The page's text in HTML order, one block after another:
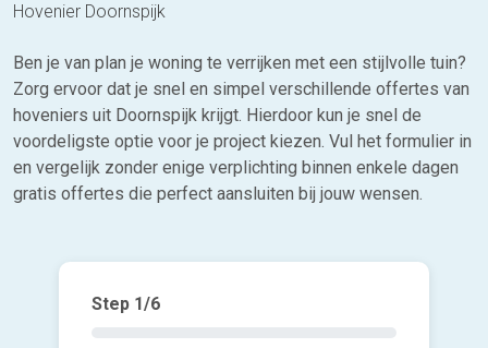
Hovenier Doornspijk
Ben je van plan je woning te verrijken met een stijlvolle tuin?
Zorg ervoor dat je snel en simpel verschillende offertes van
hoveniers uit Doornspijk krijgt. Hierdoor kun je snel de
voordeligste optie voor je project kiezen. Vul het formulier in
en vergelijk zonder enige verplichting binnen enkele dagen
gratis offertes die perfect aansluiten bij jouw wensen.
Step 1/6